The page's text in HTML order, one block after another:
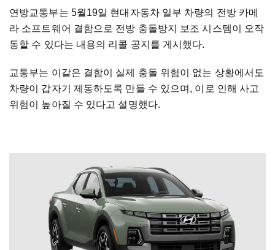
연방교통부는 5월19일 현대자동차 일부 차량의 전방 카메
라 소프트웨어 결함으로 전방 충돌방지 보조 시스템이 오작
동할 수 있다는 내용의 리콜 공지를 게시했다.
교통부는 이같은 결함이 실제 충돌 위험이 없는 상황에서도
차량이 갑자기 제동하도록 만들 수 있으며, 이로 인해 사고
위험이 높아질 수 있다고 설명했다.